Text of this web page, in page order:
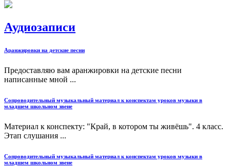
Аудиозаписи
Аранжировки на детские песни
Предоставляю вам аранжировки на детские песни
написанные мной ...
Сопроводительный музыкальный материал к конспектам уроков музыки в
младшем школьном звене
Материал к конспекту: "Край, в котором ты живёшь". 4 класс.
Этап слушания ...
Сопроводительный музыкальный материал к конспектам уроков музыки в
младшем школьном звене